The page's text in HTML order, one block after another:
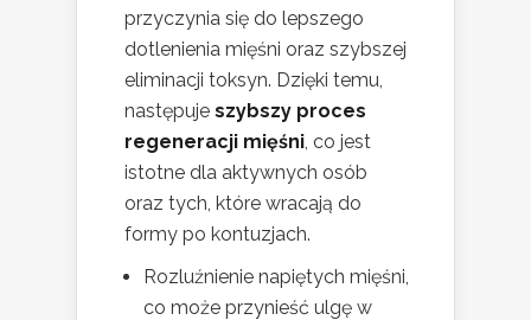
przyczynia się do lepszego
dotlenienia mięśni oraz szybszej
eliminacji toksyn. Dzięki temu,
następuje szybszy proces
regeneracji mięśni, co jest
istotne dla aktywnych osób
oraz tych, które wracają do
formy po kontuzjach.
Rozluźnienie napiętych mięśni,
co może przynieść ulgę w